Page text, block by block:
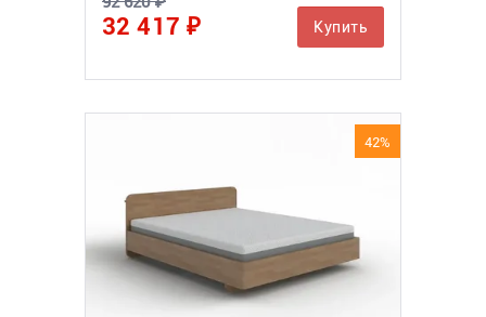
32 417 ₽ Купить
42%